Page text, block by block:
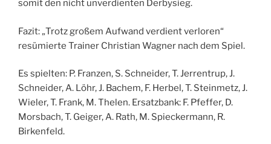
somit den nicht unverdienten Derbysieg.
Fazit: „Trotz großem Aufwand verdient verloren“
resümierte Trainer Christian Wagner nach dem Spiel.
Es spielten: P. Franzen, S. Schneider, T. Jerrentrup, J.
Schneider, A. Löhr, J. Bachem, F. Herbel, T. Steinmetz, J.
Wieler, T. Frank, M. Thelen. Ersatzbank: F. Pfeffer, D.
Morsbach, T. Geiger, A. Rath, M. Spieckermann, R.
Birkenfeld.